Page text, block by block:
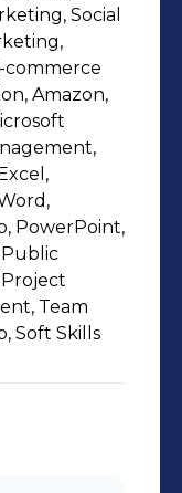
content
to
and a
tools
to
Social
commerce
Amazon,
PowerPoint,
Public
Team
Soft Skills